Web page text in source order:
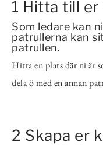
1 Hitta till er
Som ledare kan
patrullerna kan
patrullen.
Hitta en plats där ni är
dela ö med en annan
2 Skapa er